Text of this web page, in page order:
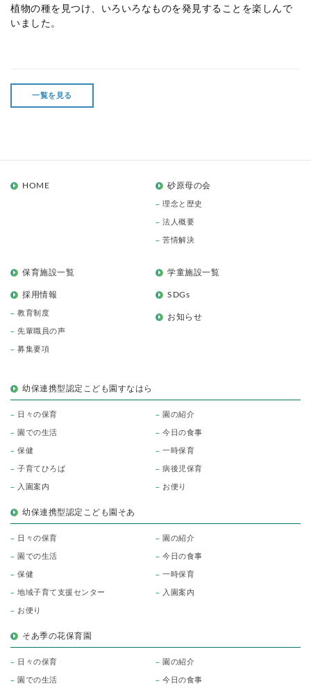
植物の種を見つけ、いろいろなものを発見することを楽しんで
いました。
一覧を見る
HOME 砂原母の会
理念と歴史
法人概要
苦情解決
保育施設一覧 学童施設一覧
採用情報
教育制度
先輩職員の声
募集要項
SDGs
お知らせ
幼保連携型認定こども園すなはら
日々の保育 園の紹介
園での生活 今日の食事
保健 一時保育
子育てひろば 病後児保育
入園案内 お便り
幼保連携型認定こども園そあ
日々の保育 園の紹介
園での生活 今日の食事
保健 一時保育
地域子育て支援センター 入園案内
お便り
そあ季の花保育園
日々の保育 園の紹介
園での生活 今日の食事